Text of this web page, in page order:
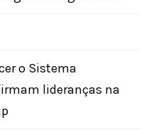
o Sistema
lideranças na